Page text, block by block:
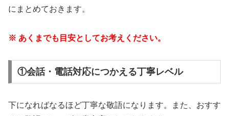
にまとめておきます。
※ あくまでも目安としてお考えください。
①会話・電話対応につかえる丁寧レベル
下になればなるほど丁寧な敬語になります。また、おすす